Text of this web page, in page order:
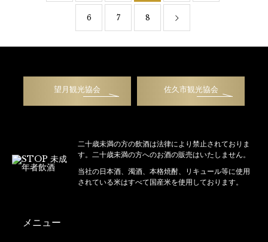
6 7 8
望月観光協会 佐久市観光協会
二十歳未満の方の飲酒は法律により禁止されておりま
す。二十歳未満の方へのお酒の販売はいたしません。
当社の日本酒、濁酒、本格焼酎、リキュール等に使用
されている米はすべて国産米を使用しております。
メニュー